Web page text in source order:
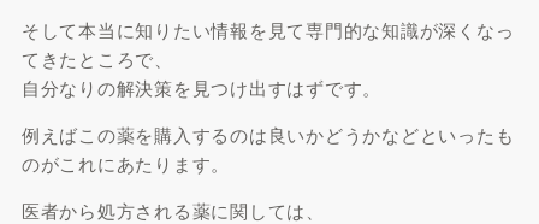
そして本当に知りたい情報を見て専門的な知識が深くなっ
てきたところで、
自分なりの解決策を見つけ出すはずです。
例えばこの薬を購入するのは良いかどうかなどといったも
のがこれにあたります。
医者から処方される薬に関しては、